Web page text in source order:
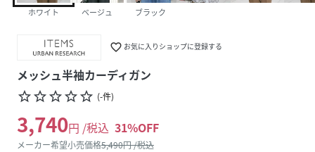
ホワイト ベージュ ブラック
favorite_border お気に入りショップに登録する
メッシュ半袖カーディガン
star_borderstar_borderstar_borderstar_borderstar_border (-件)
3,740円 /税込 31%OFF
メーカー希望小売価格5,490円 /税込